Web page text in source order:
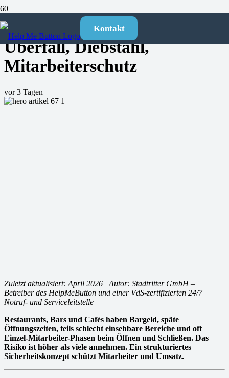
Kontakt
Gastronomie absichern 2026:
Überfall, Diebstahl,
Mitarbeiterschutz
vor 3 Tagen
Zuletzt aktualisiert: April 2026 | Autor: Stadtritter GmbH –
Betreiber des HelpMeButton und einer VdS-zertifizierten 24/7
Notruf- und Serviceleitstelle
Restaurants, Bars und Cafés haben Bargeld, späte
Öffnungszeiten, teils schlecht einsehbare Bereiche und oft
Einzel-Mitarbeiter-Phasen beim Öffnen und Schließen. Das
Risiko ist höher als viele annehmen. Ein strukturiertes
Sicherheitskonzept schützt Mitarbeiter und Umsatz.